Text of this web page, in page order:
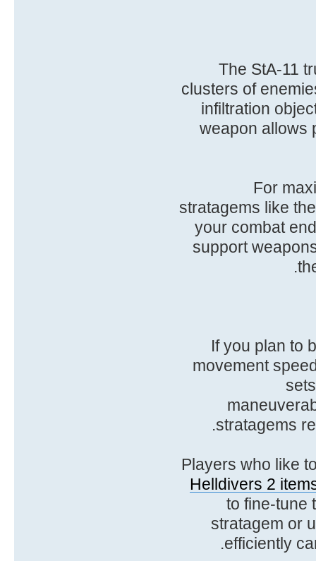
The StA-11
clusters of
infiltration
weapon allows
For
stratagems like
your combat
support
If you plan to
movement
stratagems
Players who like
Helldivers 2
to fine-tune
stratagem or
efficiently